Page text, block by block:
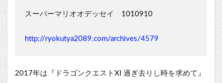
スーパーマリオオデッセイ 1010910
http://ryokutya2089.com/archives/4579
2017年は『ドラゴンクエストXI 過ぎ去りし時を求めて』